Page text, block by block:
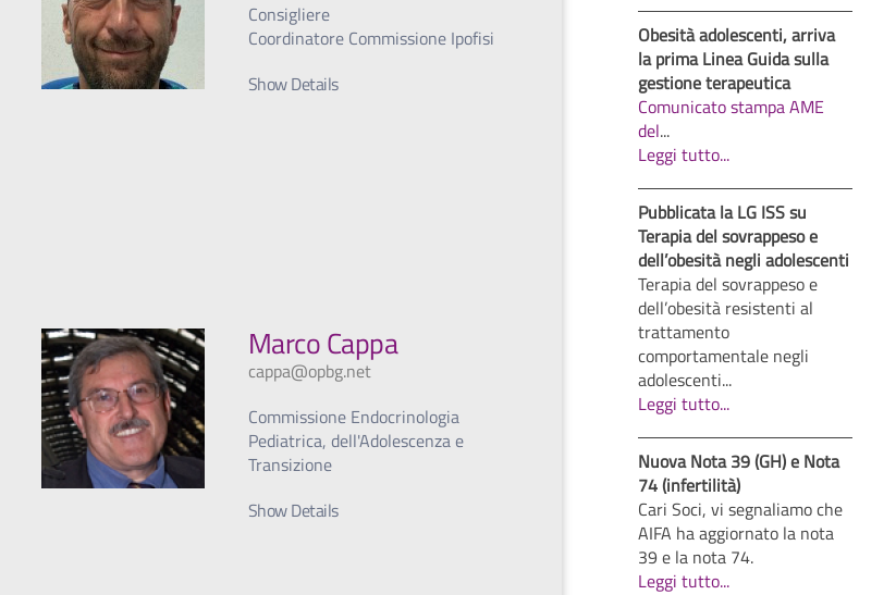
Consigliere
Coordinatore Commissione Ipofisi
Show Details
Marco Cappa
cappa@opbg.net
Commissione Endocrinologia
Pediatrica, dell'Adolescenza e
Transizione
Show Details
Obesità adolescenti, arriva
la prima Linea Guida sulla
gestione terapeutica
Comunicato stampa AME
del...
Leggi tutto...
Pubblicata la LG ISS su
Terapia del sovrappeso e
dell’obesità negli adolescenti
Terapia del sovrappeso e
dell’obesità resistenti al
trattamento
comportamentale negli
adolescenti...
Leggi tutto...
Nuova Nota 39 (GH) e Nota
74 (infertilità)
Cari Soci, vi segnaliamo che
AIFA ha aggiornato la nota
39 e la nota 74.
Leggi tutto...